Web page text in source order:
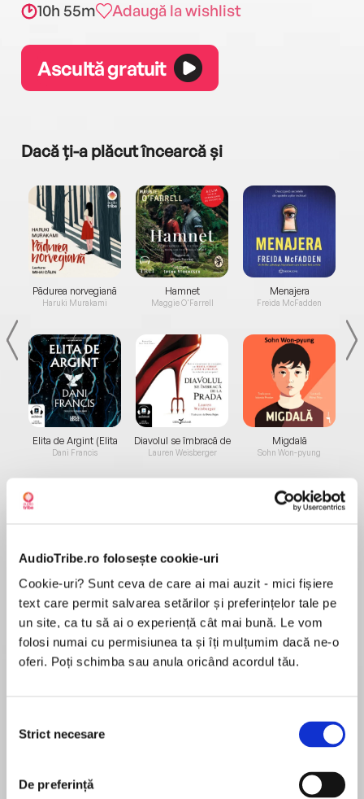
AudioTribe.ro folosește cookie-uri
Cookie-uri? Sunt ceva de care ai mai auzit - mici fișiere
text care permit salvarea setărilor și preferințelor tale pe
un site, ca tu să ai o experiență cât mai bună. Le vom
folosi numai cu permisiunea ta și îți mulțumim dacă ne-o
oferi. Poți schimba sau anula oricând acordul tău.
consimțământului
Strict necesare
De preferință
10h 55m
Adaugă la wishlist
Ascultă gratuit
Dacă ți-a plăcut încearcă și
Pădurea norvegiană
Haruki Murakami
Elita de Argint (Elita
de...
Dani Francis
Hamnet
Maggie O'Farrell
Diavolul se îmbracă de
la...
Lauren Weisberger
Menajera
Freida McFadden
Migdală
Sohn Won-pyung
A REESE WITHERSPOON x HELLO SUNSHINE
BOOK CLUB PICK
"Captivated me from the first chapter to the
Vivid and compelling in its portrait of one
woman’s struggle for fulfillment in a society
modern, The Henna Artist opens a door into a
MAI MULT
Really good! Awesome story and characters,